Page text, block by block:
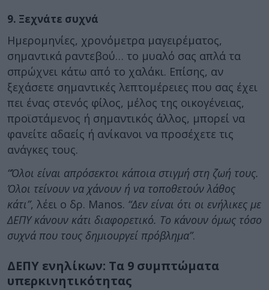
9. Ξεχνάτε συχνά
Ημερομηνίες, χρονόμετρα μαγειρέματος,
σημαντικά ραντεβού… το μυαλό σας απλά τα
σπρώχνει κάτω από το χαλάκι. Επίσης, αν
ξεχάσετε σημαντικές λεπτομέρειες που σας έχει
πει ένας στενός φίλος, μέλος της οικογένειας,
προϊστάμενος ή σημαντικός άλλος, μπορεί να
φανείτε αδαείς ή ανίκανοι να προσέχετε τις
ανάγκες τους.
“Όλοι είναι απρόσεκτοι κάποια στιγμή στη ζωή τους.
Όλοι τείνουν να χάνουν ή να τοποθετούν λάθος
κάτι”, λέει ο δρ. Manos. “Δεν είναι ότι οι ενήλικες με
ΔΕΠΥ κάνουν κάτι διαφορετικό. Το κάνουν όμως τόσο
συχνά που τους δημιουργεί πρόβλημα”.
ΔΕΠΥ ενηλίκων: Τα 9 συμπτώματα
υπερκινητικότητας